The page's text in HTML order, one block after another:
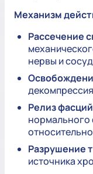
Механизм
Рассечение
нервы и
Релиз
нормального
Разрушение
источника